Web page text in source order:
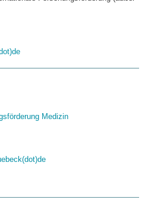
Medizin